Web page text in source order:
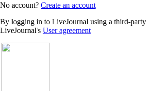
No account? Create an account
By logging in to LiveJournal using a third-party
LiveJournal's User agreement